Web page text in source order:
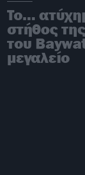
To…
στήθος
του
μεγαλείο